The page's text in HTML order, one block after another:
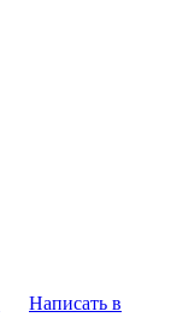
Написать в